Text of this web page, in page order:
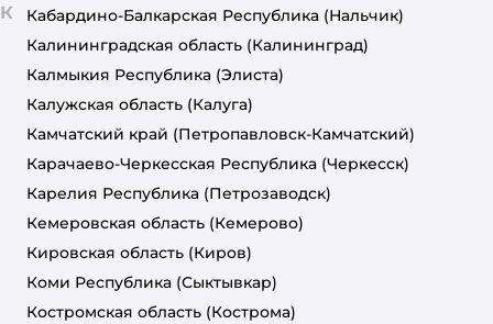
К Кабардино-Балкарская Республика (Нальчик)
Калининградская область (Калининград)
Калмыкия Республика (Элиста)
Калужская область (Калуга)
Камчатский край (Петропавловск-Камчатский)
Карачаево-Черкесская Республика (Черкесск)
Карелия Республика (Петрозаводск)
Кемеровская область (Кемерово)
Кировская область (Киров)
Коми Республика (Сыктывкар)
Костромская область (Кострома)